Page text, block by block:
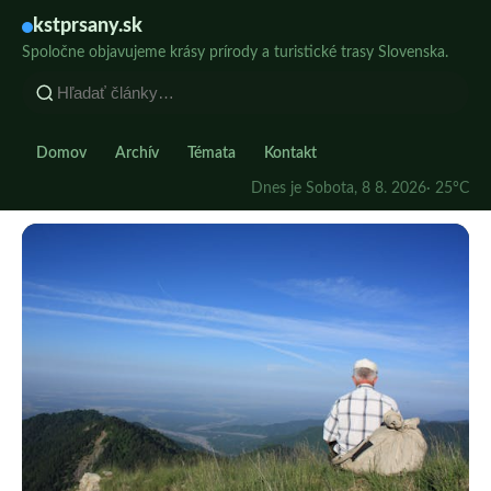
kstprsany.sk
Spoločne objavujeme krásy prírody a turistické trasy Slovenska.
Domov Archív Témata Kontakt
Dnes je Sobota, 8 8. 2026· 25°C